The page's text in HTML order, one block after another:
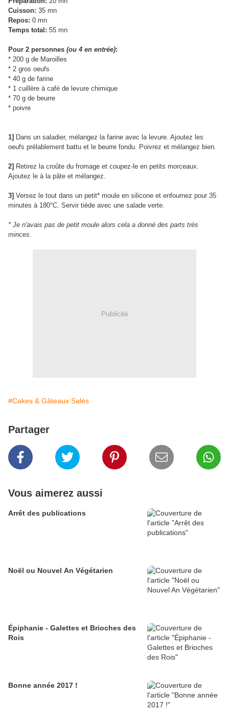
Cuisson: 35 mn
Repos: 0 mn
Temps total: 55 mn
Pour 2 personnes (ou 4 en entrée):
* 200 g de Maroilles
* 2 gros oeufs
* 40 g de farine
* 1 cuillère à café de levure chimique
* 70 g de beurre
* poivre
1] Dans un saladier, mélangez la farine avec la levure. Ajoutez les
oeufs prélablement battu et le beurre fondu. Poivrez et mélangez bien.
2] Retirez la croûte du fromage et coupez-le en petits morceaux.
Ajoutez le à la pâte et mélangez.
3] Versez le tout dans un petit* moule en silicone et enfournez pour 35
minutes à 180°C. Servir tiède avec une salade verte.
* Je n'avais pas de petit moule alors cela a donné des parts très
minces.
Publicité
#Cakes & Gâteaux Salés
Partager
Vous aimerez aussi
Arrêt des publications
Noël ou Nouvel An Végétarien
Épiphanie - Galettes et Brioches des
Rois
Bonne année 2017 !